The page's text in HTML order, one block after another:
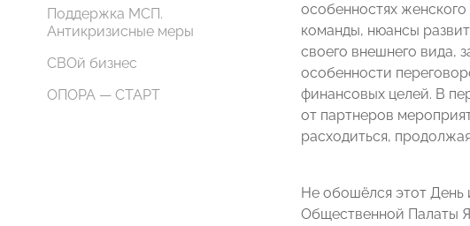
Поддержка МСП.
Антикризисные меры
СВОй бизнес
ОПОРА — СТАРТ
особенностях
команды, нюансы
своего внешнего вида,
особенности
финансовых целей. В
от партнеров
расходиться,
Не обошёлся этот День
Общественной Палаты